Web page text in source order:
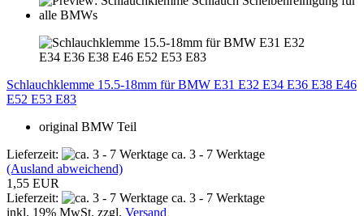
Schlauchklemme 15.5-18mm für BMW E31 E32 E34 E36 E38 E46
E52 E53 E83
original BMW Teil
Lieferzeit:
ca. 3 - 7 Werktage
(Ausland abweichend)
1,55 EUR
Lieferzeit:
ca. 3 - 7 Werktage
inkl. 19% MwSt. zzgl. Versand